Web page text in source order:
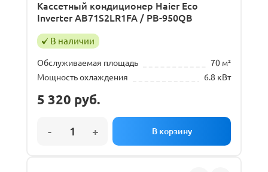
Кассетный кондиционер Haier Eco
Inverter AB71S2LR1FA / PB-950QB
В наличии
Обслуживаемая площадь
70 м²
Мощность охлаждения
6.8 кВт
5 320 руб.